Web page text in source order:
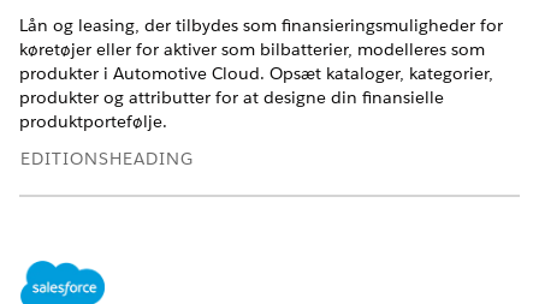
Lån og leasing, der tilbydes som finansieringsmuligheder for
køretøjer eller for aktiver som bilbatterier, modelleres som
produkter i Automotive Cloud. Opsæt kataloger, kategorier,
produkter og attributter for at designe din finansielle
produktportefølje.
EDITIONSHEADING
Konfigurer produktattributter for Køretøjs- og aktivudlån
Opret attributter for dine finansielle produkter for at